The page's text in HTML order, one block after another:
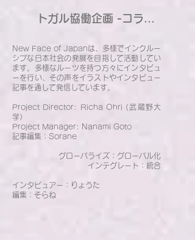
トガル協働企画 -コラボレーション-
New Face of Japanは、多様でインクルー
シブな日本社会の発展を目指して活動してい
ます。多様なルーツを持つ方々にインタビュ
ーを行い、その声をイラストやインタビュー
記事を通して発信しています。
Project Director: Richa Ohri (武蔵野大
学）
Project Manager: Nanami Goto
記事編集：Sorane
グローバライズ：グローバル化
インテグレート：統合
インタビュアー：りょうた
編集：そらね